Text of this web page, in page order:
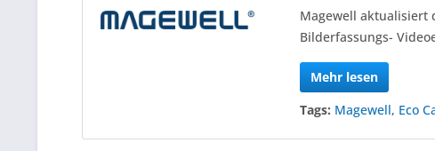
Magewell aktualisiert
Bilderfassungs-
Mehr lesen
Tags: Magewell, Eco